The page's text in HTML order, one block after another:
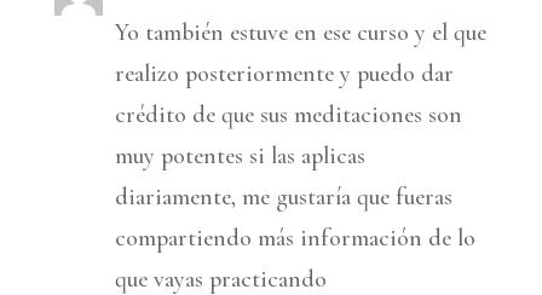
Yo también estuve en ese curso y el que
realizo posteriormente y puedo dar
crédito de que sus meditaciones son
muy potentes si las aplicas
diariamente, me gustaría que fueras
compartiendo más información de lo
que vayas practicando